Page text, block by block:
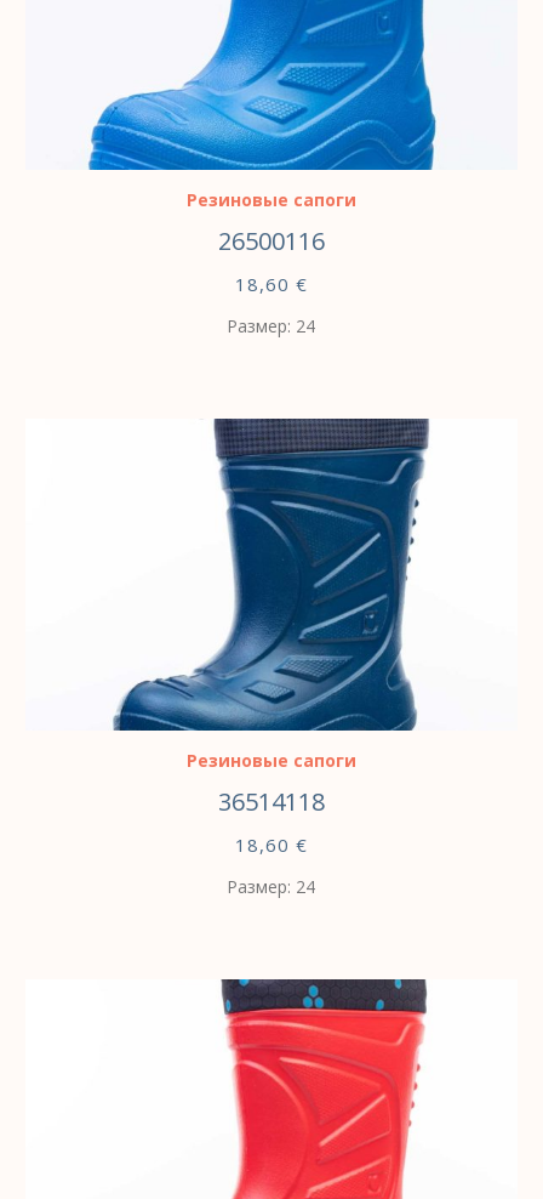
ВЫБЕРИТЕ ПАРАМЕТРЫ
Резиновые сапоги
26500116
18,60 €
Размер: 24
ВЫБЕРИТЕ ПАРАМЕТРЫ
Резиновые сапоги
36514118
18,60 €
Размер: 24